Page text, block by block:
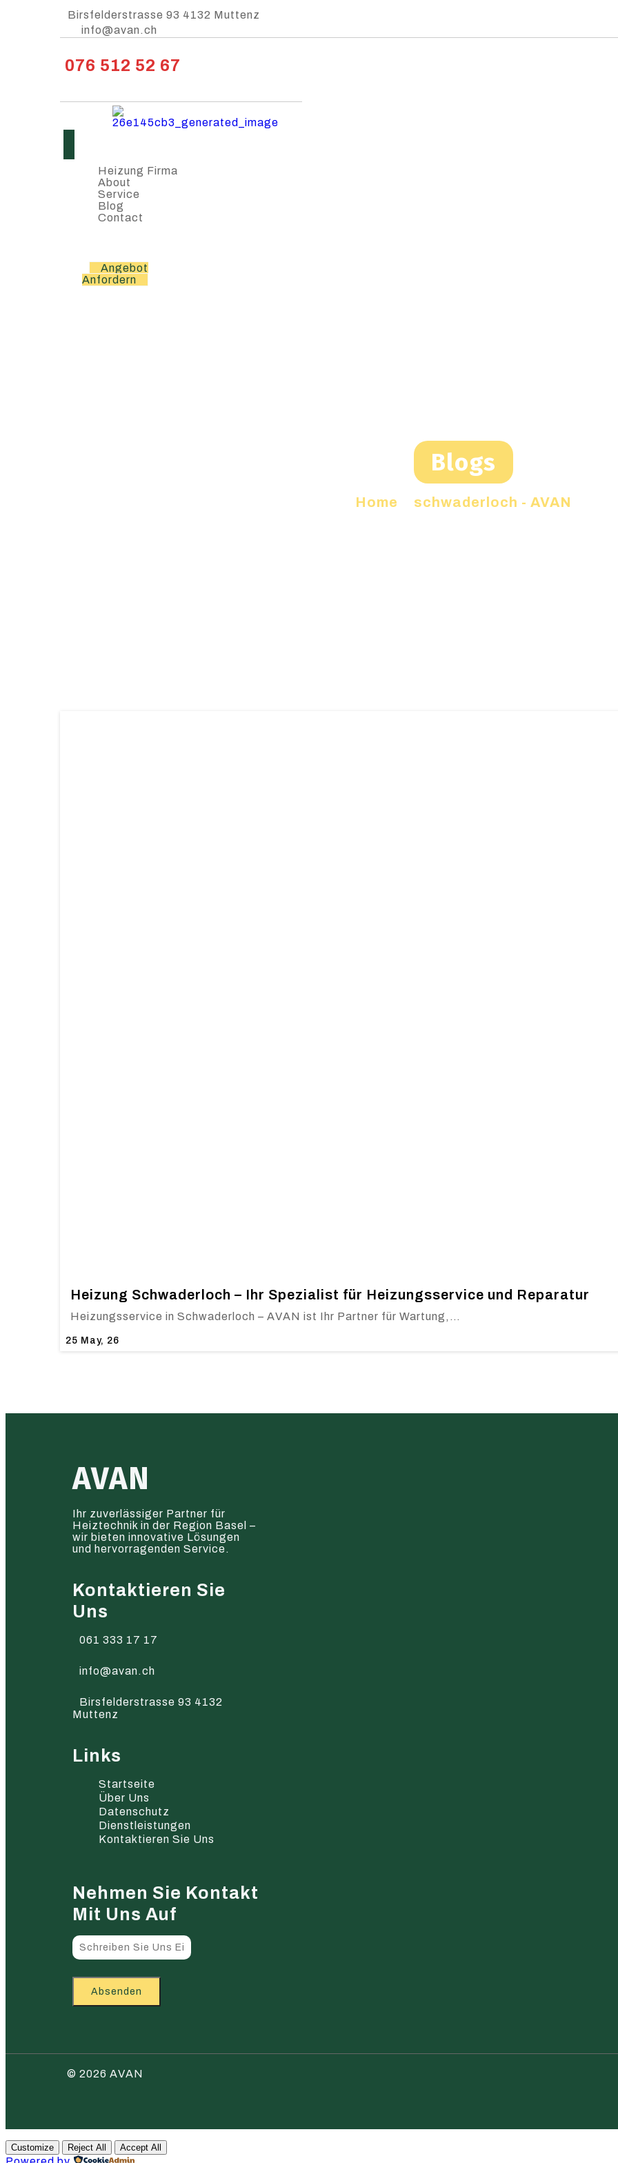
Birsfelderstrasse 93 4132 Muttenz
info@avan.ch
076 512 52 67
Heizung Firma
About
Service
Blog
Contact
Angebot
Anfordern
Blogs
Home schwaderloch - AVAN
Heizung Schwaderloch – Ihr Spezialist für Heizungsservice und Reparatur
25 May, 26
Heizungsservice in Schwaderloch – AVAN ist Ihr Partner für Wartung,…
AVAN
Ihr zuverlässiger Partner für
Heiztechnik in der Region Basel –
wir bieten innovative Lösungen
und hervorragenden Service.
Kontaktieren Sie
Uns
061 333 17 17
info@avan.ch
Birsfelderstrasse 93 4132
Muttenz
Links
Startseite
Über Uns
Datenschutz
Dienstleistungen
Kontaktieren Sie Uns
Nehmen Sie Kontakt
Mit Uns Auf
Absenden
© 2026 AVAN
Customize Reject All Accept All